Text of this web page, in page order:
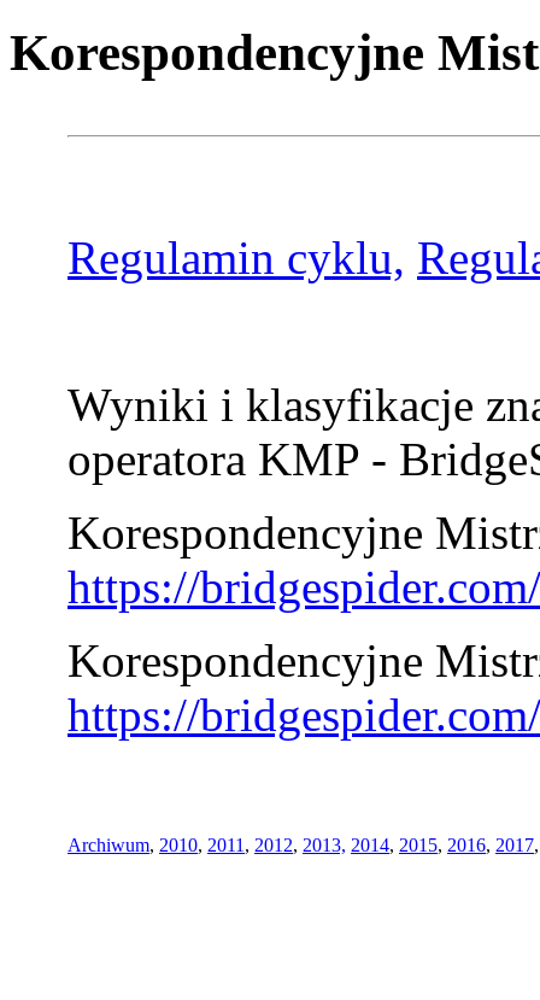
Korespondencyjne
Regulamin cyklu,
Wyniki i klasyfikacje
operatora KMP -
Korespondencyjne
https://
Korespondencyjne
https://
Archiwum, 2010, 2011 , 2012, 2013, 2014, 2015, 2016, 2017